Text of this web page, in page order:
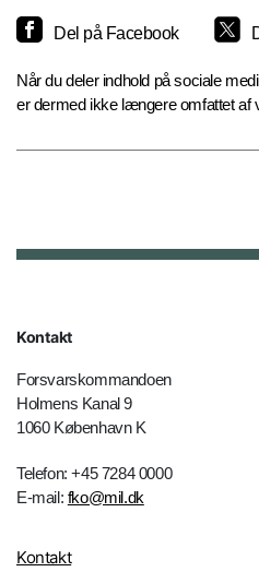
Del på Facebook
Når du deler indhold på sociale
er dermed ikke længere omfattet af
Kontakt
Forsvarskommandoen
Holmens Kanal 9
1060 København K
Telefon: +45 7284 0000
E-mail: fko@mil.dk
Kontakt